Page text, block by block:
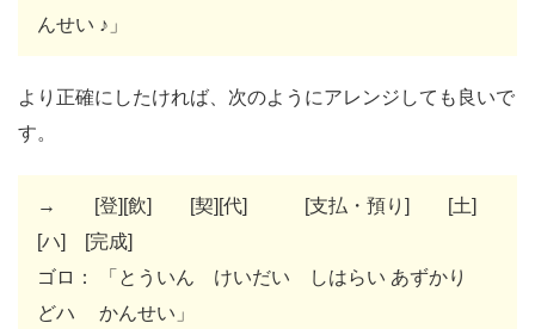
んせい ♪」
より正確にしたければ、次のようにアレンジしても良いで
す。
→ [登][飲] [契][代] [支払・預り] [土]
[ハ] [完成]
ゴロ： 「とういん けいだい しはらい あずかり
どハ かんせい」